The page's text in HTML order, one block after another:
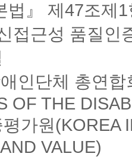
법』 제47조
접근성 품질인
인단체 총연
OF THE
가원(KOREA
VALUE)